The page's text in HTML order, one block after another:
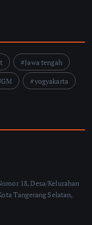
Jawa tengah
yogyakarta
18, Desa/Kelurahan
Tangerang Selatan,